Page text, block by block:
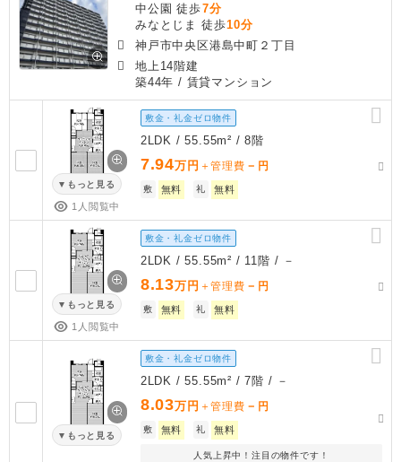
中公園 徒歩7分
みなとじま 徒歩10分
神戸市中央区港島中町２丁目
地上14階建
築44年 / 賃貸マンション
もっと見る
1人閲覧中
敷金・礼金ゼロ物件
2LDK / 55.55m² / 8階
7.94万円 ＋管理費 － 円
敷 無料 礼 無料
もっと見る
1人閲覧中
敷金・礼金ゼロ物件
2LDK / 55.55m² / 11階 / －
8.13万円 ＋管理費 － 円
敷 無料 礼 無料
もっと見る
敷金・礼金ゼロ物件
2LDK / 55.55m² / 7階 / －
8.03万円 ＋管理費 － 円
敷 無料 礼 無料
人気上昇中！注目の物件です！